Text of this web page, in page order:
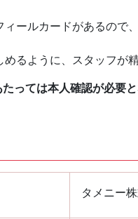
ールカードがあるので
るように、スタッフが
っては本人確認が必要と
タメニー